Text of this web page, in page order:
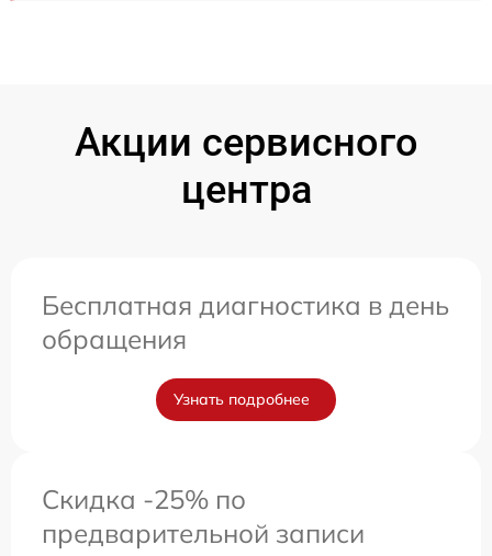
Акции сервисного
центра
Бесплатная диагностика в день
обращения
Узнать подробнее
Скидка -25% по
предварительной записи